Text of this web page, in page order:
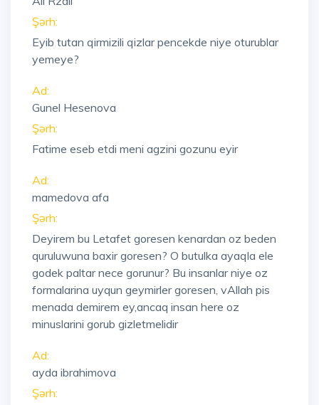
Şərh:
Eyib tutan qirmizili qizlar pencekde niye oturublar
yemeye?
Ad:
Gunel Hesenova
Şərh:
Fatime eseb etdi meni agzini gozunu eyir
Ad:
mamedova afa
Şərh:
Deyirem bu Letafet goresen kenardan oz beden
quruluwuna baxir goresen? O butulka ayaqla ele
godek paltar nece gorunur? Bu insanlar niye oz
formalarina uyqun geymirler goresen, vAllah pis
menada demirem ey,ancaq insan here oz
minuslarini gorub gizletmelidir
Ad:
ayda ibrahimova
Şərh: